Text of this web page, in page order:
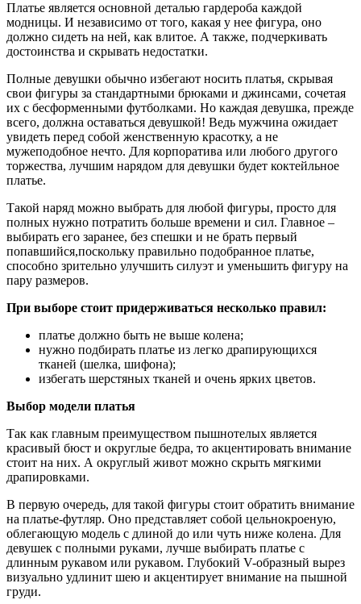
Платье является основной деталью гардероба каждой
модницы. И независимо от того, какая у нее фигура, оно
должно сидеть на ней, как влитое. А также, подчеркивать
достоинства и скрывать недостатки.
Полные девушки обычно избегают носить платья, скрывая
свои фигуры за стандартными брюками и джинсами, сочетая
их с бесформенными футболками. Но каждая девушка, прежде
всего, должна оставаться девушкой! Ведь мужчина ожидает
увидеть перед собой женственную красотку, а не
мужеподобное нечто. Для корпоратива или любого другого
торжества, лучшим нарядом для девушки будет коктейльное
платье.
Такой наряд можно выбрать для любой фигуры, просто для
полных нужно потратить больше времени и сил. Главное –
выбирать его заранее, без спешки и не брать первый
попавшийся,поскольку правильно подобранное платье,
способно зрительно улучшить силуэт и уменьшить фигуру на
пару размеров.
При выборе стоит придерживаться несколько правил:
платье должно быть не выше колена;
нужно подбирать платье из легко драпирующихся
тканей (шелка, шифона);
избегать шерстяных тканей и очень ярких цветов.
Выбор модели платья
Так как главным преимуществом пышнотелых является
красивый бюст и округлые бедра, то акцентировать внимание
стоит на них. А округлый живот можно скрыть мягкими
драпировками.
В первую очередь, для такой фигуры стоит обратить внимание
на платье-футляр. Оно представляет собой цельнокроеную,
облегающую модель с длиной до или чуть ниже колена. Для
девушек с полными руками, лучше выбирать платье с
длинным рукавом или рукавом. Глубокий V-образный вырез
визуально удлинит шею и акцентирует внимание на пышной
груди.